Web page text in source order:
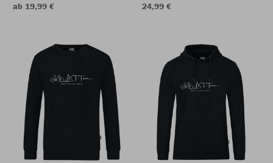
ab 19,99 €
24,99 €